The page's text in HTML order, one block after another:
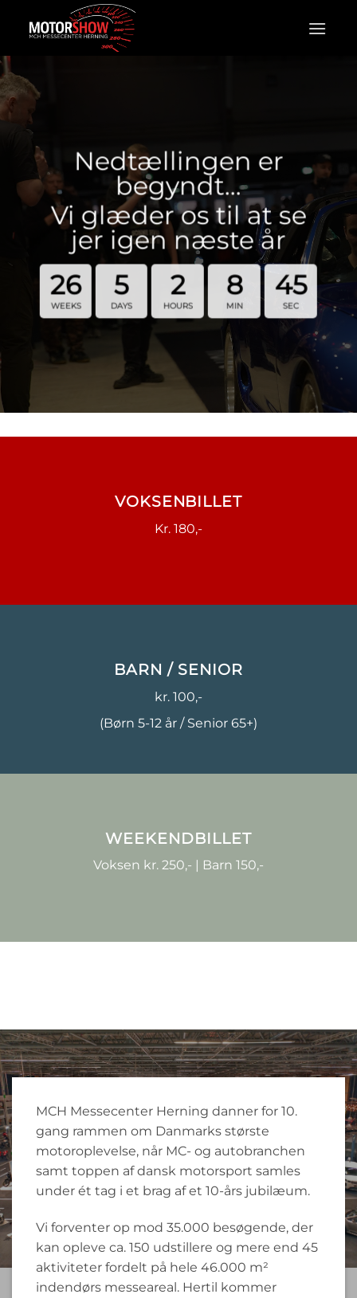
Nedtællingen er
begyndt…
Vi glæder os til at se
jer igen næste år
26
WEEKS
5
DAYS
2
HOURS
8
MIN
45
SEC
VOKSENBILLET
Kr. 180,-
BARN / SENIOR
kr. 100,-
(Børn 5-12 år / Senior 65+)
WEEKENDBILLET
Voksen kr. 250,- | Barn 150,-
MCH Messecenter Herning danner for 10.
gang rammen om Danmarks største
motoroplevelse, når MC- og autobranchen
samt toppen af dansk motorsport samles
under ét tag i et brag af et 10-års jubilæum.
Vi forventer op mod 35.000 besøgende, der
kan opleve ca. 150 udstillere og mere end 45
aktiviteter fordelt på hele 46.000 m²
indendørs messeareal. Hertil kommer